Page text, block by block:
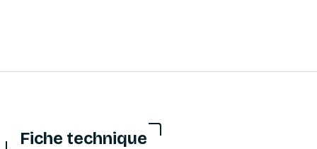
Fiche technique